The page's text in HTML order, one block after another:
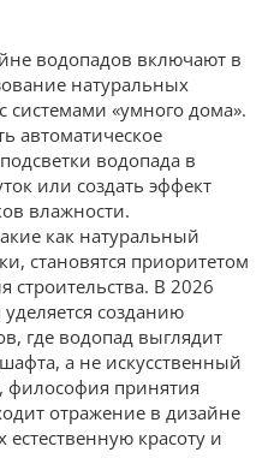
водопадов включают в
натуральных
системами «умного дома».
автоматическое
водопада в
или создать эффект
влажности.
как натуральный
становятся приоритетом
строительства. В 2026
созданию
где водопад выглядит
а не искусственный
философия принятия
отражение в дизайне
красоту и